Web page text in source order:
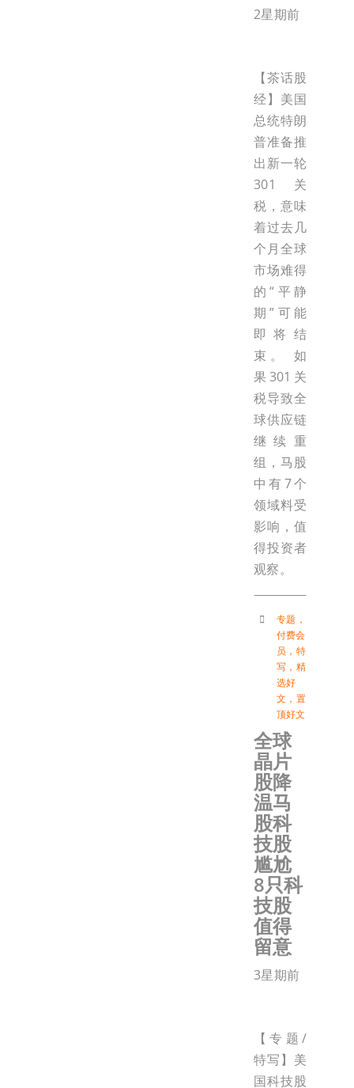
2星期前
【茶话股
经】美国
总统特朗
普准备推
出新一轮
301关
税，意味
着过去几
个月全球
市场难得
的“平静
期”可能
即将结
束。 如
果301关
税导致全
球供应链
继续重
组，马股
中有7个
领域料受
影响，值
得投资者
观察。
专题 ，
付费会
员 ， 特
写 ， 精
选好
文 ， 置
顶好文
全球
晶片
股降
温马
股科
技股
尴尬
8只科
技股
值得
留意
3星期前
【专题/
特写】美
国科技股